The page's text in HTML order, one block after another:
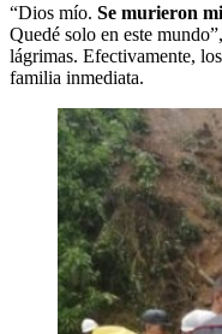
“Dios mío. Se murieron
Quedé solo en este
lágrimas. Efectivamente,
familia inmediata.